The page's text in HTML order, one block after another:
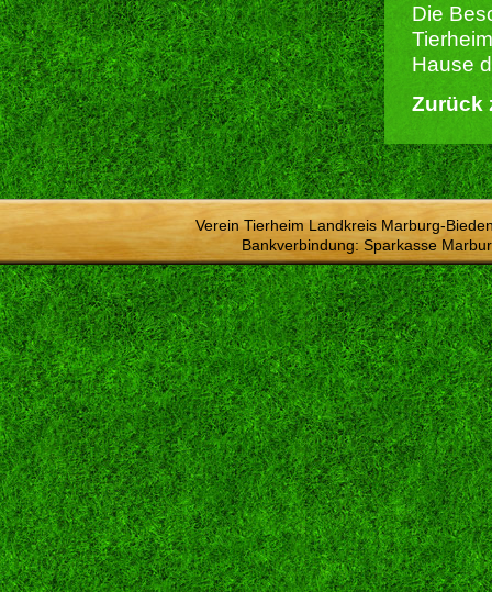
Die
Hause
Zurück
Verein Tierheim Landkreis Marburg-
Bankverbindung: Sparkasse